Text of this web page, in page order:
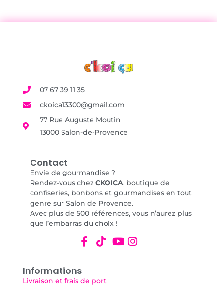
07 67 39 11 35
ckoica13300@gmail.com
77 Rue Auguste Moutin
13000 Salon-de-Provence
Contact
Envie de gourmandise ?
Rendez-vous chezCKOICA, boutique de
confiseries, bonbons et gourmandises en tout
genre sur Salon de Provence.
Avec plus de 500 références, vous n’aurez plus
que l’embarras du choix !
Informations
Livraison et frais de port